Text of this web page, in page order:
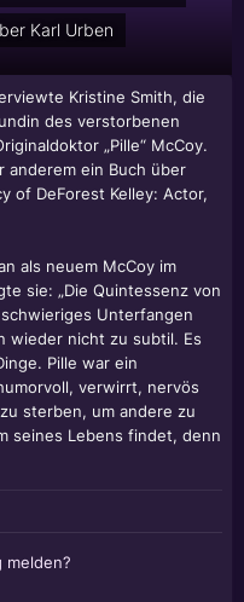
Karl Urben
Kristine Smith, die
des verstorbenen
„Pille“ McCoy.
anderem ein Buch über
of DeForest Kelley: Actor,
als neuem McCoy im
sie: „Die Quintessenz von
Unterfangen
wieder nicht zu subtil. Es
Pille war ein
verwirrt, nervös
sterben, um andere zu
seines Lebens findet, denn
melden?